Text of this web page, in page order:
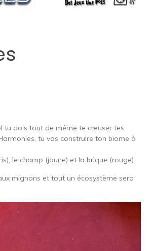
tu dois tout de même te creuser tes
tu vas construire ton biome à
le champ (jaune) et la brique (rouge).
mignons et tout un écosystème sera